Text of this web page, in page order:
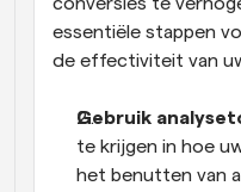
essentiële stappen
de effectiviteit van
Gebruik
te krijgen in hoe
het benutten van